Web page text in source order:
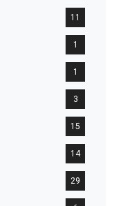
11
1
1
3
15
14
29